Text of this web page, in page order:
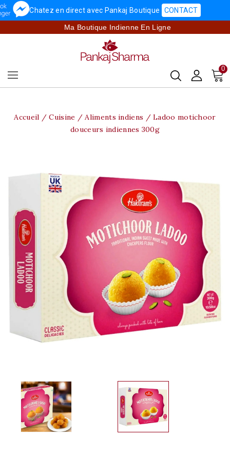
Chatez en direct avec Pankaj Boutique CONTACT
Ma Boutique Indienne En Ligne
0
Accueil Cuisine Aliments indiens
Ladoo motichoor
douceurs indiennes 300g